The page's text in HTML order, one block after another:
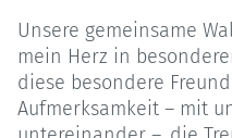
Unsere gemeinsame
mein Herz in
diese besondere
Aufmerksamkeit – mit